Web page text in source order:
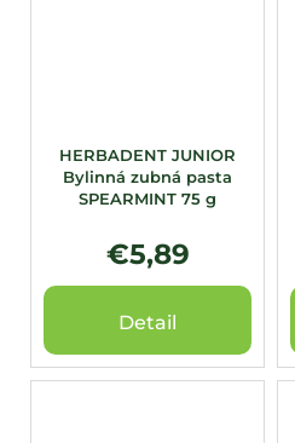
HERBADENT JUNIOR
Bylinná zubná pasta
SPEARMINT 75 g
€5,89
Detail